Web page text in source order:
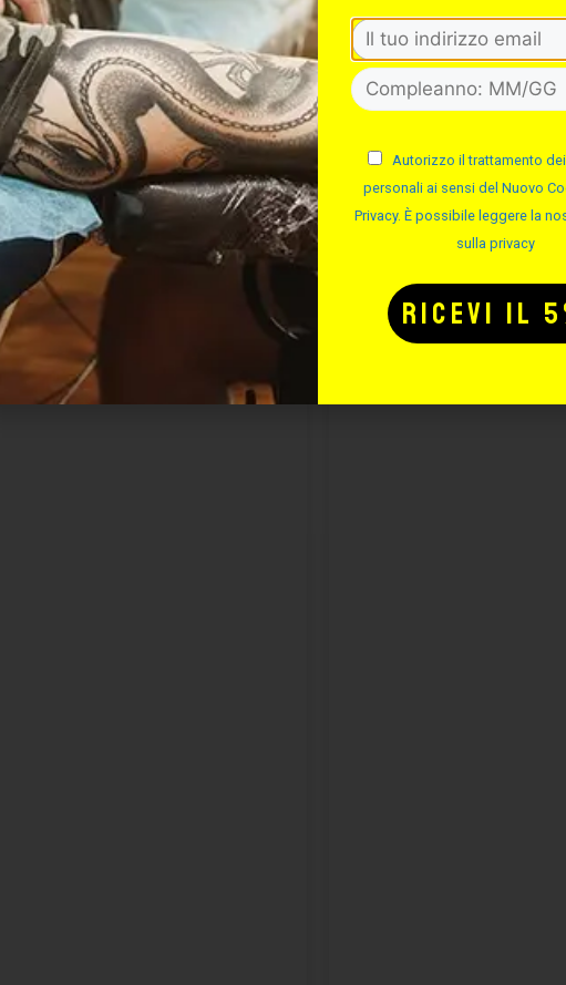
CARTUCCE
CHEYENNE SHADER
Da 25.86 €
CARTUCCE
CHEYENNE
MAGNUM
Cod.
Disponibile
Autorizzo il trattamento
personali ai sensi del Nuovo
Privacy. È possibile leggere la
sulla privacy